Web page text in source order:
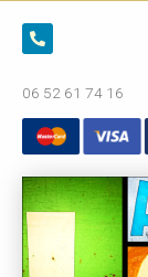
06 52 61 74 16